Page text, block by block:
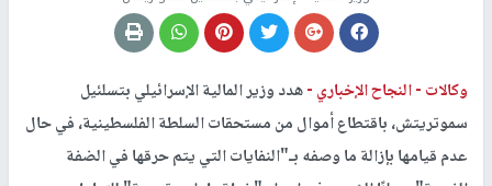
وكالات -النجاح الإخباري -هدد وزير المالية الإسرائيلي بتسلئيل
سموتريتش، باقتطاع أموال من مستحقات السلطة الفلسطينية، في حال
عدم قيامها بإزالة ما وصفه بـ"النفايات التي يتم حرقها في الضفة